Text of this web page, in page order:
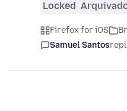
Locked
Firefox for iOS
Samuel Santos